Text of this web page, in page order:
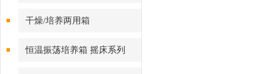
干燥/培养两用箱
恒温振荡培养箱 摇床系列